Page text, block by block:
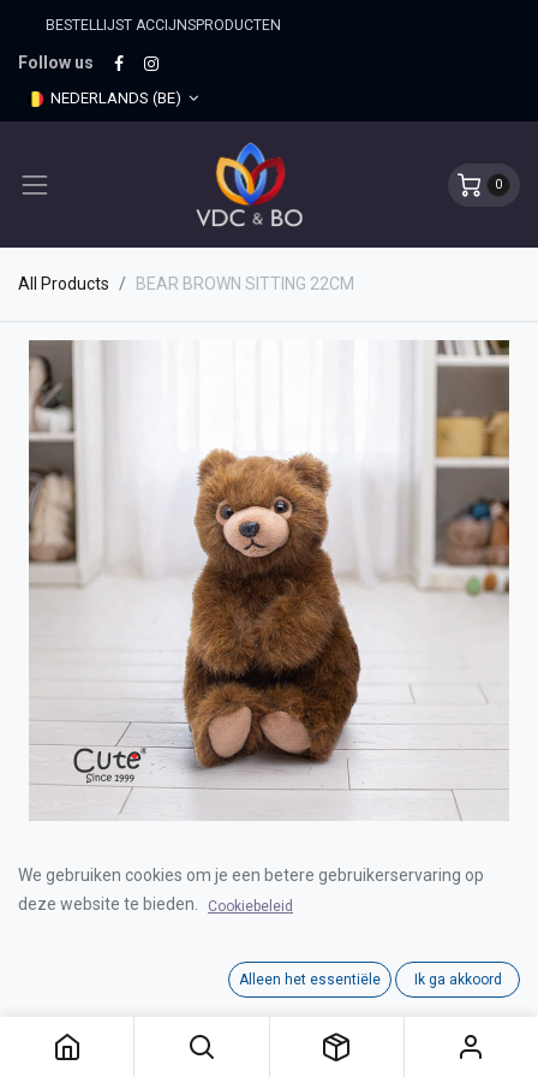
BESTELLIJST ACCIJNSPRO​DUCTEN
Follow us
NEDERLANDS (BE)
0
All Products BEAR BROWN SITTING 22CM
Interne referentie: 00020756
We gebruiken cookies om je een betere gebruikerservaring op
deze website te bieden.
Cookiebeleid
Alleen het essentiële Ik ga akkoord